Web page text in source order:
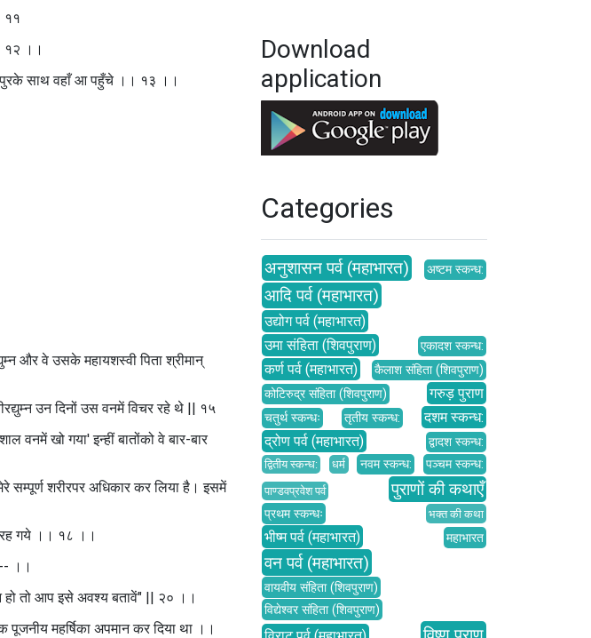
११
१२ ।।
साथ वहाँ आ पहुँचे ।। १३ ।।
और वे उसके महायशस्वी पिता श्रीमान्‌
उन दिनों उस वनमें विचर रहे थे || १५
वनमें खो गया' इन्हीं बातोंको वे बार-बार
सम्पूर्ण शरीरपर अधिकार कर लिया है। इसमें
रह गये ।। १८ ।।
।।
हो तो आप इसे अवश्य बतावें" || २० ।।
महर्षिका अपमान कर दिया था ।।
Download
application
Categories
अनुशासन पर्व (महाभारत) अष्टम स्कन्ध:
आदि पर्व (महाभारत)
उद्योग पर्व (महाभारत)
उमा संहिता (शिवपुराण)
एकादश स्कन्ध:
कर्ण पर्व (महाभारत)
कैलाश संहिता (शिवपुराण)
कोटिरुद्र संहिता (शिवपुराण)
गरुड़ पुराण
चतुर्थ स्कन्धः तृतीय स्कन्ध:
दशम स्कन्ध:
द्रोण पर्व (महाभारत)
द्वादश स्कन्ध:
द्वितीय स्कन्ध: धर्म नवम स्कन्ध: पञ्चम स्कन्ध:
पाण्डवप्रवेश पर्व पुराणों की कथाएँ
प्रथम स्कन्धः भक्त की कथा
भीष्म पर्व (महाभारत) महाभारत
वन पर्व (महाभारत)
वायवीय संहिता (शिवपुराण)
विद्येश्वर संहिता (शिवपुराण)